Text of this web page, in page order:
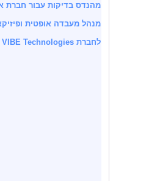
מהנדס בדיקות עבור חברת
מנהל מעבדה אופטית
לחברת VIBE Technologies דרוש מהנדס תוכנה